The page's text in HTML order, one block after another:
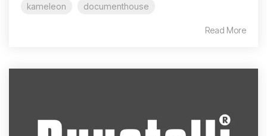
kameleon documenthouse
Read More